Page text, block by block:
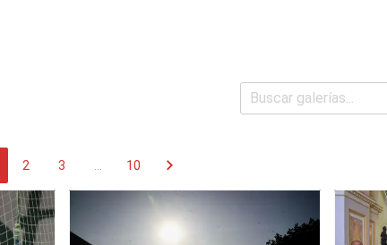
2 3 10 chevron_right